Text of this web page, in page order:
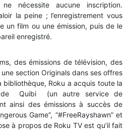
nécessite aucune inscription.
la peine ; l’enregistrement vous
un film ou une émission, puis de le
enregistré.
des émissions de télévision, des
section Originals dans ses offres
bibliothèque, Roku a acquis toute la
de Quibi (un autre service de
ainsi des émissions à succès de
Game”, “#FreeRayshawn” et
à propos de Roku TV est qu’il fait